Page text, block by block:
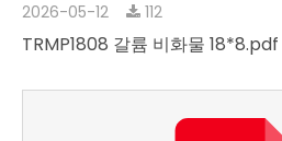
2026-05-12 112
TRMP1808 갈륨 비화물 18*8.pdf